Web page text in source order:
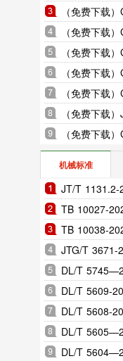
（完整版）
（免费下载
工程施工质
（免费下载
室内振动限
（免费下载
础工程施工
（免费下载
修工程质量
（免费下载
渗沥液膜生
（免费下载
量标准
（免费下载
通信隧道覆盖
机械标准
JT/T 1131.2-
热拌环氧沥青
TB 10027-
程
TB 10038-
特殊岩土勘
JTG/T 3671-
术规范
DL/T
单计价规范
DL/T 5609-
系统设计规
DL/T 5608-
版）
DL/T
生系统设计
DL/T